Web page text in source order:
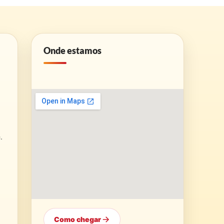
Onde estamos
Como chegar